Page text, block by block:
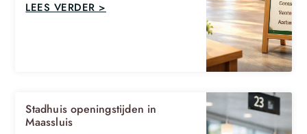
LEES VERDER >
Stadhuis openingstijden in
Maassluis